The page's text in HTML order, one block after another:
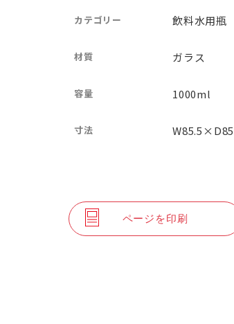
カテゴリー 飲料水用瓶
材質 ガラス
容量 1000ml
寸法
ページを印刷